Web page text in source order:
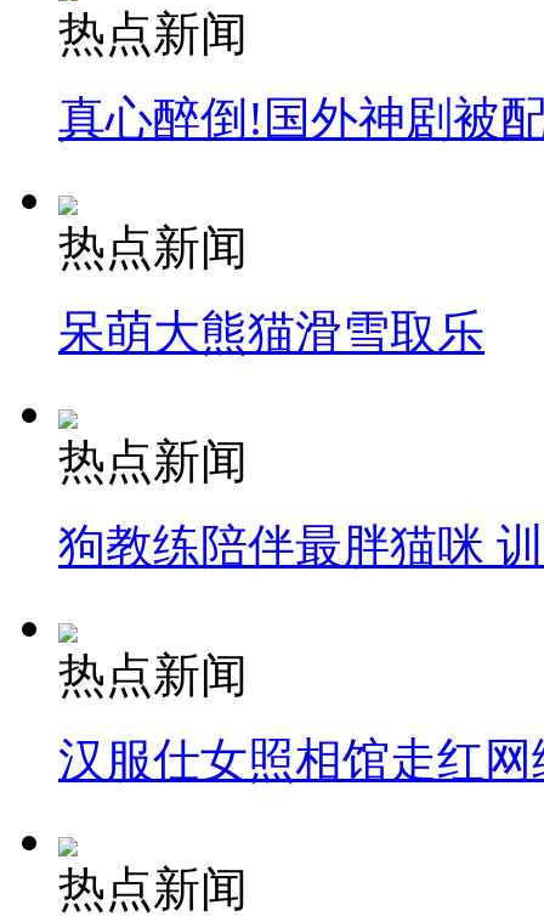
纽约上演“枕头大战”
司机酒驾遇交警 急速倒车逃窜
热点新闻
真心醉倒!国外神剧被
热点新闻
呆萌大熊猫滑雪取乐
热点新闻
狗教练陪伴最胖猫咪
热点新闻
汉服仕女照相馆走红网
热点新闻